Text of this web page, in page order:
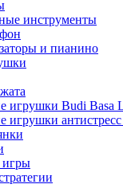
инструменты
и пианино
игрушки Budi Basa
игрушки
игры